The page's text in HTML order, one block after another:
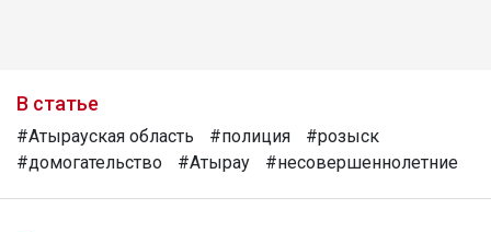
В статье
#Атырауская область #полиция
#розыск
#домогательство
#Атырау #несовершеннолетние